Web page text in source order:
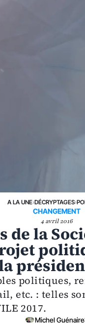
A LA UNE›DÉCRYPTAGES›
CHANGEMENT
4 avril 2016
de la
politiques,
etc. : telles
2017.
Michel Guénaire